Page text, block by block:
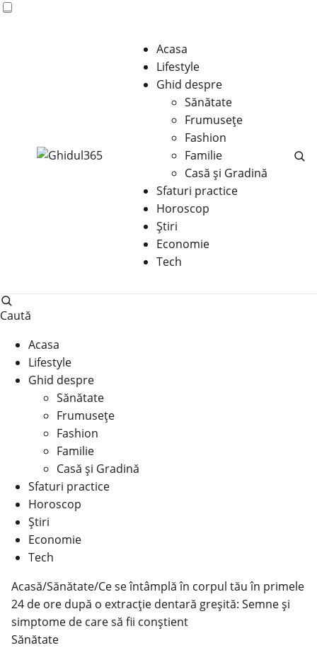
Acasa
Lifestyle
Ghid despre
Sănătate
Frumusețe
Fashion
Familie
Casă şi Gradină
Sfaturi practice
Horoscop
Știri
Economie
Tech
Caută
Acasa
Lifestyle
Ghid despre
Sănătate
Frumusețe
Fashion
Familie
Casă şi Gradină
Sfaturi practice
Horoscop
Știri
Economie
Tech
Acasă/Sănătate/Ce se întâmplă în corpul tău în primele
24 de ore după o extracție dentară greșită: Semne și
simptome de care să fii conștient
Sănătate